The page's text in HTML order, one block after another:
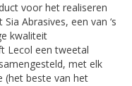
voor het realiseren
Abrasives, een van ‘s
kwaliteit
Lecol een tweetal
met elk
(het beste van het